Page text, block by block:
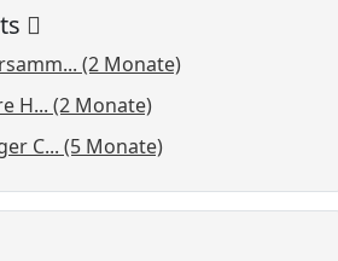
(2 Monate)
H... (2 Monate)
C... (5 Monate)